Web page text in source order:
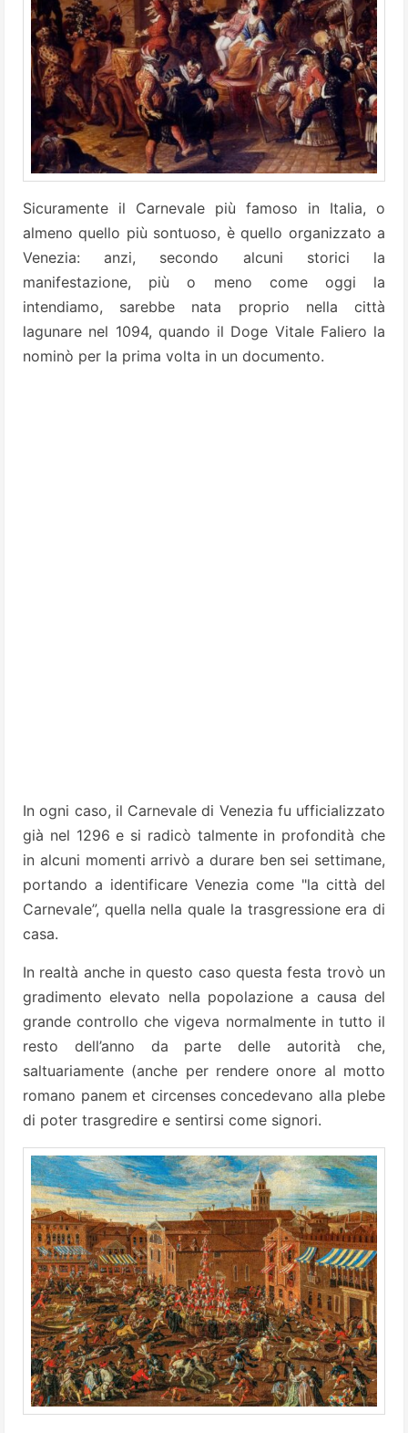
Sicuramente il Carnevale più famoso in Italia, o
almeno quello più sontuoso, è quello organizzato a
Venezia: anzi, secondo alcuni storici la
manifestazione, più o meno come oggi la
intendiamo, sarebbe nata proprio nella città
lagunare nel 1094, quando il Doge Vitale Faliero la
nominò per la prima volta in un documento.
In ogni caso, il Carnevale di Venezia fu ufficializzato
già nel 1296 e si radicò talmente in profondità che
in alcuni momenti arrivò a durare ben sei settimane,
portando a identificare Venezia come "la città del
Carnevale”, quella nella quale la trasgressione era di
casa.
In realtà anche in questo caso questa festa trovò un
gradimento elevato nella popolazione a causa del
grande controllo che vigeva normalmente in tutto il
resto dell’anno da parte delle autorità che,
saltuariamente (anche per rendere onore al motto
romano panem et circenses concedevano alla plebe
di poter trasgredire e sentirsi come signori.